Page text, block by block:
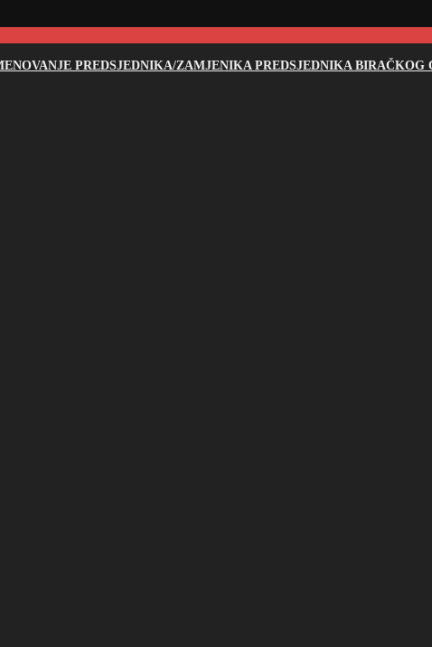
PREDSJEDNIKA/ZAMJENIKA PREDSJEDNIKA